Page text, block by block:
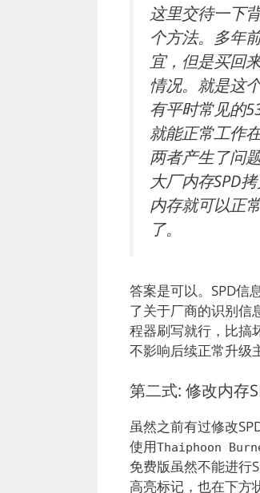
这里交待一下
个方法。多年
宜，但是买回
情况。就是这
有平时常见的
就能正常工作
两者产生了问
大厂内存SPD
内存就可以正
了。
答案是可以。SPD信
了关于厂商的识别信
程器刷写就行，比搞
不影响后续正常升级
第二式: 修改内存
虽然之前有过修改
使用Thaiphoon
免费版虽然不能进行
高亮标记，也在下方